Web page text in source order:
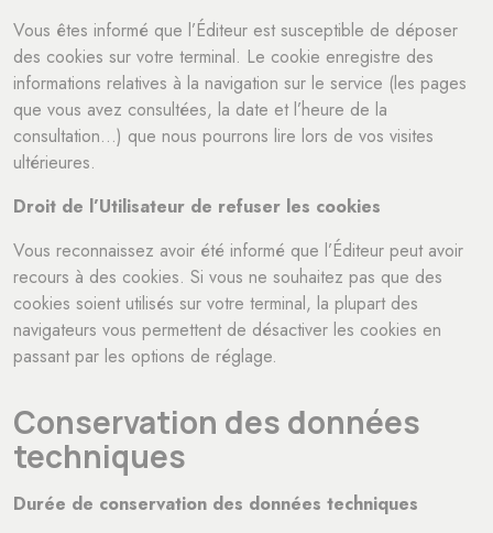
Vous êtes informé que l’Éditeur est susceptible de déposer
des cookies sur votre terminal. Le cookie enregistre des
informations relatives à la navigation sur le service (les pages
que vous avez consultées, la date et l’heure de la
consultation…) que nous pourrons lire lors de vos visites
ultérieures.
Droit de l’Utilisateur de refuser les cookies
Vous reconnaissez avoir été informé que l’Éditeur peut avoir
recours à des cookies. Si vous ne souhaitez pas que des
cookies soient utilisés sur votre terminal, la plupart des
navigateurs vous permettent de désactiver les cookies en
passant par les options de réglage.
Conservation des données
techniques
Durée de conservation des données techniques